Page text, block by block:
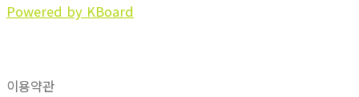
Powered by KBoard
이용약관